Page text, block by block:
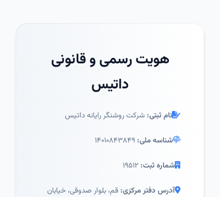
هویت رسمی و قانونی
داتیس
نام ثبتی: شرکت روشنگر رایانه داتیس
شناسه ملی:
شماره ثبت:
آدرس دفتر مرکزی: قم، بلوار صدوقی، خیابان